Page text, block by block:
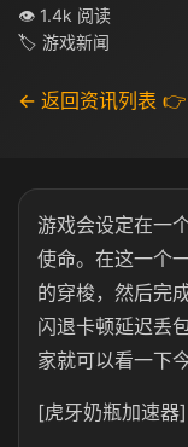
👁 1.4k 阅读
🏷 游戏新闻
← 返回资讯列表 👉
游戏会设定在一
使命。在这一个
的穿梭，然后完
闪退卡顿延迟丢
家就可以看一下
[虎牙奶瓶加速器]